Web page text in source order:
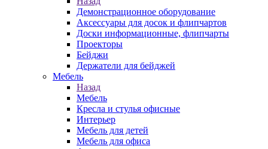
Демонстрационное оборудование
Аксессуары для досок и флипчартов
Доски информационные, флипчарты
Проекторы
Бейджи
Держатели для бейджей
Мебель
Назад
Мебель
Кресла и стулья офисные
Интерьер
Мебель для детей
Мебель для офиса